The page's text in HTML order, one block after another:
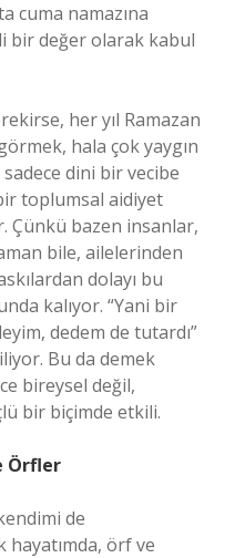
cuma namazına
bir değer olarak kabul
her yıl Ramazan
hala çok yaygın
dini bir vecibe
toplumsal aidiyet
Çünkü bazen insanlar,
bile, ailelerinden
dolayı bu
kalıyor. “Yani bir
dedem de tutardı”
Bu da demek
bireysel değil,
bir biçimde etkili.
Örfler
de
örf ve